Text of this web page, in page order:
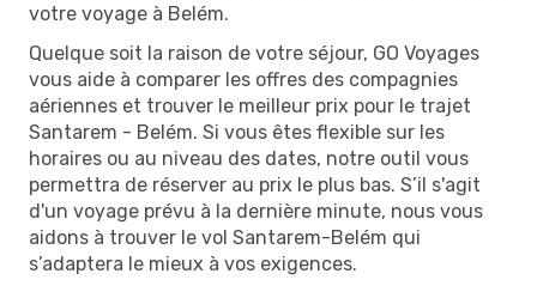
votre voyage à Belém.
Quelque soit la raison de votre séjour, GO Voyages
vous aide à comparer les offres des compagnies
aériennes et trouver le meilleur prix pour le trajet
Santarem - Belém. Si vous êtes flexible sur les
horaires ou au niveau des dates, notre outil vous
permettra de réserver au prix le plus bas. S’il s'agit
d'un voyage prévu à la dernière minute, nous vous
aidons à trouver le vol Santarem-Belém qui
s’adaptera le mieux à vos exigences.